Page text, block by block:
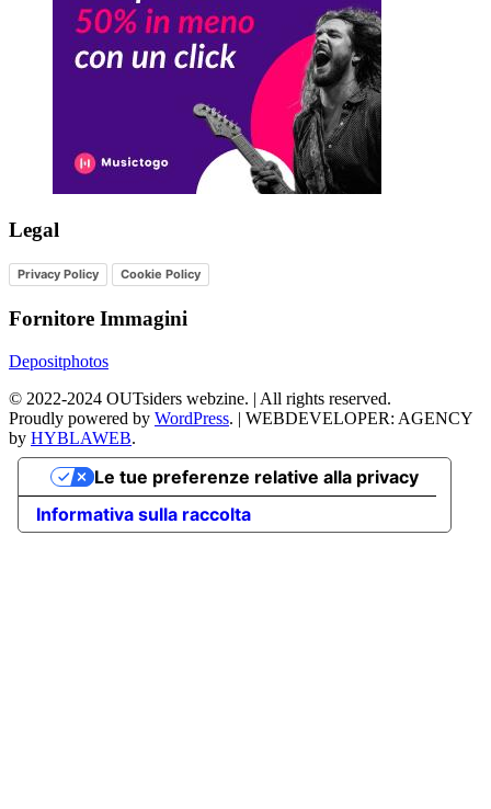
Legal
Privacy Policy Cookie Policy
Fornitore Immagini
Depositphotos
© 2022-2024 OUTsiders webzine. | All rights reserved.
Proudly powered by WordPress. | WEBDEVELOPER: AGENCY
by HYBLAWEB.
Informativa sulla raccolta
Le tue preferenze relative alla privacy